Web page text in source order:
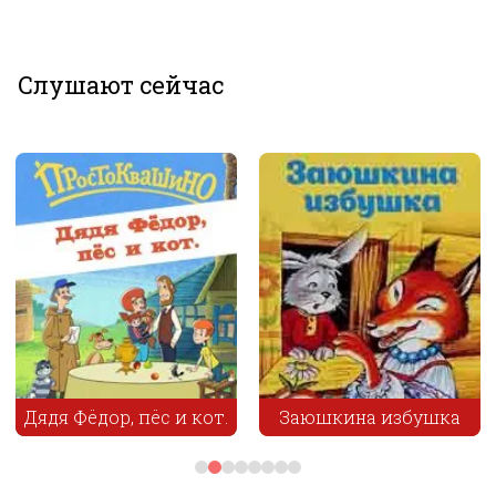
Слушают сейчас
Фёдор, пёс и кот. Заюшкина избушка